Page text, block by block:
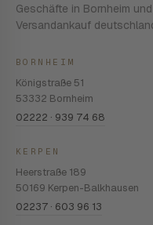
Geschäfte in Bornheim
Versandankauf
BORNHEIM
Königstraße 51
53332 Bornheim
02222 · 939 74 68
KERPEN
Heerstraße 189
50169 Kerpen-Balkhausen
02237 · 603 96 13